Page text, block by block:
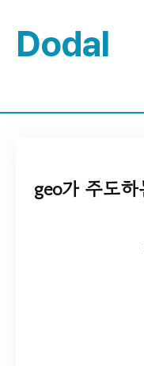
Dodal
geo가 주도